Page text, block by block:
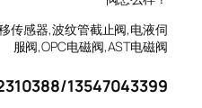
传感器,波纹管截止阀,电液伺
服阀,OPC电磁阀,AST电磁阀
/13547043399